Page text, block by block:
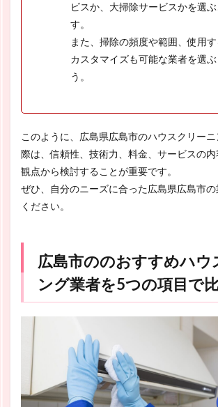
ビスか、大掃除サービスかを選
す。
また、掃除の頻度や範囲、使用
カスタマイズも可能な業者を選
う。
このように、広島県広島市のハウスクリー
際は、信頼性、技術力、料金、サービスの
観点から検討することが重要です。
ぜひ、自分のニーズに合った広島県広島市
ください。
広島市ののおすすめハウ
ング業者を5つの項目で比